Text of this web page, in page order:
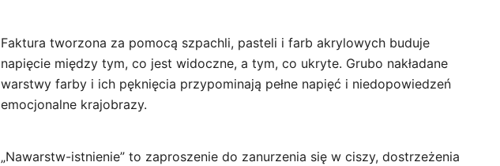
Faktura tworzona za pomocą szpachli, pasteli i farb akrylowych buduje
napięcie między tym, co jest widoczne, a tym, co ukryte. Grubo nakładane
warstwy farby i ich pęknięcia przypominają pełne napięć i niedopowiedzeń
emocjonalne krajobrazy.
„Nawarstw-istnienie” to zaproszenie do zanurzenia się w ciszy, dostrzeżenia